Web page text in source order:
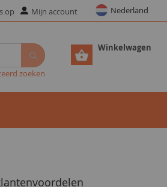
op Mijn account Nederland
Winkelwagen
zoeken